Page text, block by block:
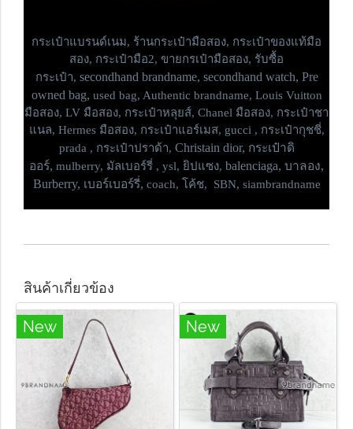
กระเป๋าแบรนด์เนม, ร้านกระเป๋ามือสอง, กระเป๋าของแท้มือ
สอง, กระเป๋ามือ2, ขายกรเป๋ามือสอง, รับซื้อ
กระเป๋า, secondhand brandname, secondhand watch, Pre
owned bag, used bag, Authentic brandname, Louis Vuitton
มือสอง, LV มือสอง, กระเป๋าหลุยส์, Chanel มือสอง, กระเป๋าชา
แนล, Hermes มือสอง, กระเป๋าแอร์เมส, gucci , กระเป๋ากุชชี่,
prada , กระเป๋าปราด้า, Christain dior, กระเป๋าดิ
ออร์, mulberry, มัลเบอร์รี่ , ysl, ยิปแซง, balenciaga, บาลอง,
Burberry, เบอร์เบอร์รี่, coach, โค้ช, SBN, siambrandname
สินค้าเกี่ยวข้อง
New New